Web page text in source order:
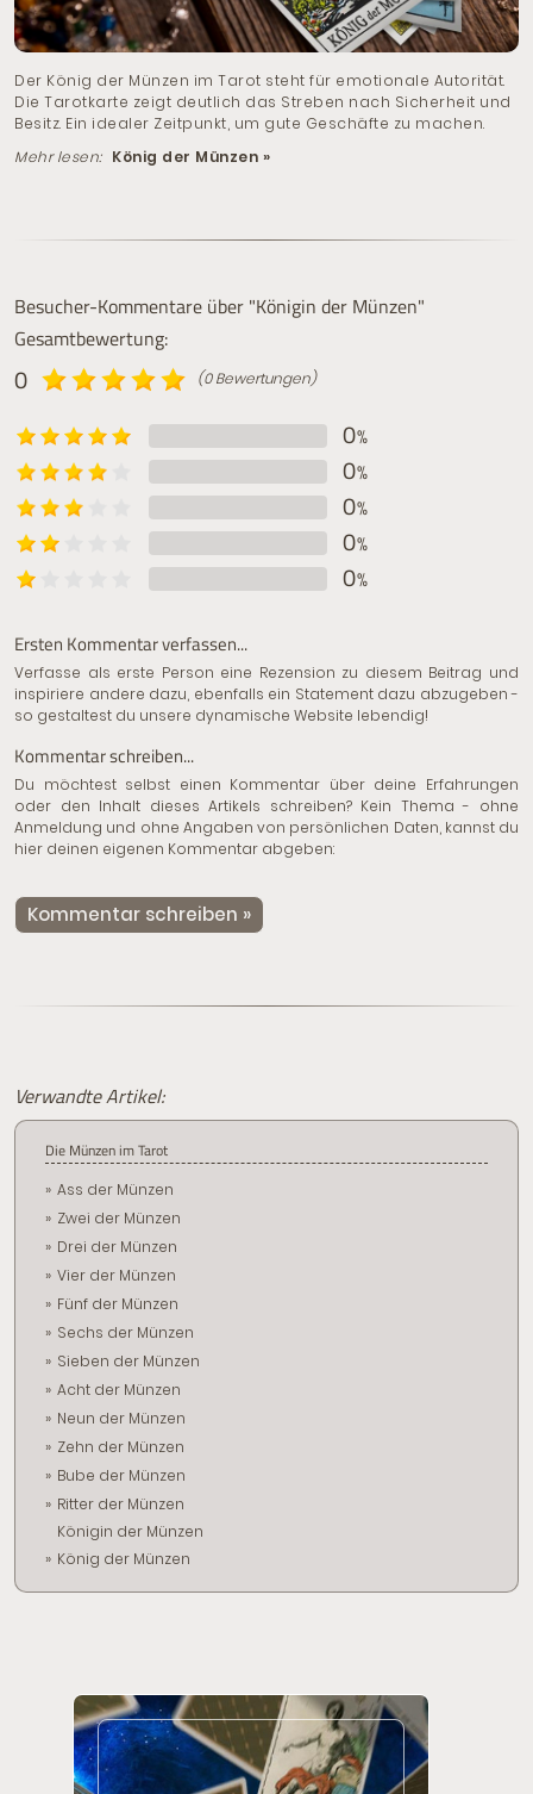
Der König der Münzen im Tarot steht für emotionale Autorität.
Die Tarotkarte zeigt deutlich das Streben nach Sicherheit und
Besitz. Ein idealer Zeitpunkt, um gute Geschäfte zu machen.
Mehr lesen: König der Münzen »
Besucher-Kommentare über "Königin der Münzen"
Gesamtbewertung:
0 (0 Bewertungen)
0%
0%
0%
0%
0%
Ersten Kommentar verfassen...
Verfasse als erste Person eine Rezension zu diesem Beitrag und
inspiriere andere dazu, ebenfalls ein Statement dazu abzugeben -
so gestaltest du unsere dynamische Website lebendig!
Kommentar schreiben...
Du möchtest selbst einen Kommentar über deine Erfahrungen
oder den Inhalt dieses Artikels schreiben? Kein Thema - ohne
Anmeldung und ohne Angaben von persönlichen Daten, kannst du
hier deinen eigenen Kommentar abgeben:
Kommentar schreiben »
Verwandte Artikel:
Die Münzen im Tarot
Ass der Münzen
Zwei der Münzen
Drei der Münzen
Vier der Münzen
Fünf der Münzen
Sechs der Münzen
Sieben der Münzen
Acht der Münzen
Neun der Münzen
Zehn der Münzen
Bube der Münzen
Ritter der Münzen
Königin der Münzen
König der Münzen